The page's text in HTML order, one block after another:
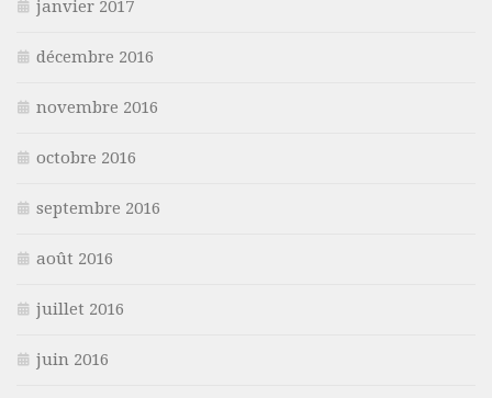
janvier 2017
décembre 2016
novembre 2016
octobre 2016
septembre 2016
août 2016
juillet 2016
juin 2016